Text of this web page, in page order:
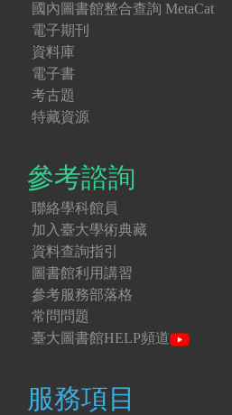
國內圖書館整合查詢 MetaCat
電子期刊
資料庫
電子書
考古題
特藏資源
參考諮詢
聯絡學科館員
加入臺大學術典藏
資料查詢指引
圖書館利用講習
參考服務部落格
常問問題
臺大圖書館HELP頻道
服務項目